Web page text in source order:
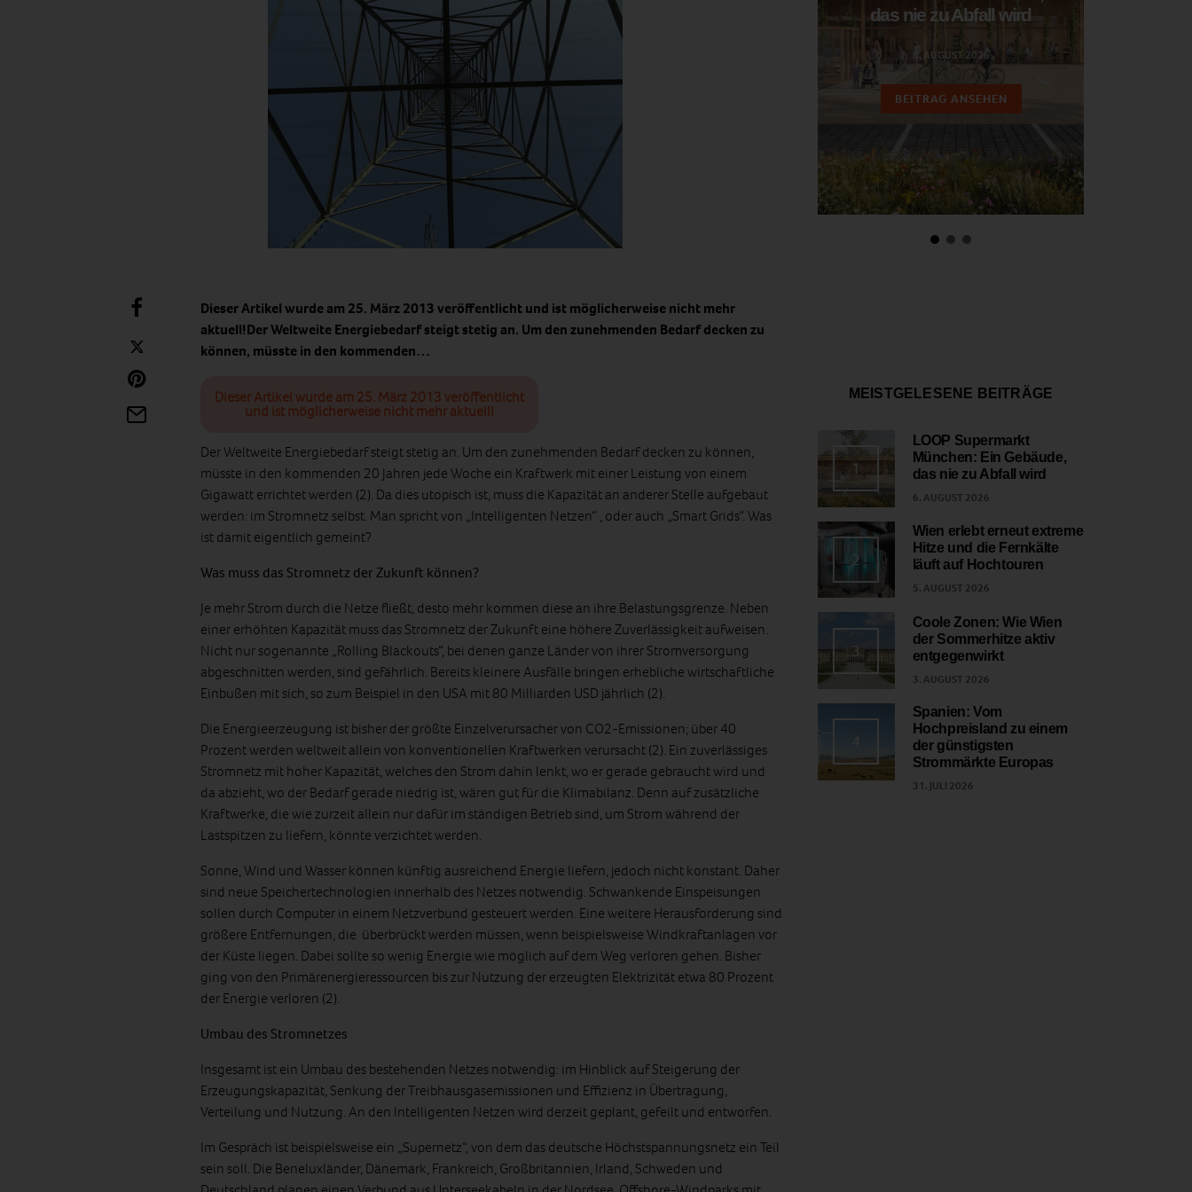
Dieser Artikel wurde am 25. März 2013 veröffentlicht und ist möglicherweise nicht mehr
aktuell!Der Weltweite Energiebedarf steigt stetig an. Um den zunehmenden Bedarf decken zu
können, müsste in den kommenden…
Dieser Artikel wurde am 25. März 2013 veröffentlicht
und ist möglicherweise nicht mehr aktuell!
Der Weltweite Energiebedarf steigt stetig an. Um den zunehmenden Bedarf decken zu können,
müsste in den kommenden 20 Jahren jede Woche ein Kraftwerk mit einer Leistung von einem
Gigawatt errichtet werden (2). Da dies utopisch ist, muss die Kapazität an anderer Stelle aufgebaut
werden: im Stromnetz selbst. Man spricht von „Intelligenten Netzen“ , oder auch „Smart Grids“. Was
ist damit eigentlich gemeint?
Was muss das Stromnetz der Zukunft können?
Je mehr Strom durch die Netze fließt, desto mehr kommen diese an ihre Belastungsgrenze. Neben
einer erhöhten Kapazität muss das Stromnetz der Zukunft eine höhere Zuverlässigkeit aufweisen.
Nicht nur sogenannte „Rolling Blackouts“, bei denen ganze Länder von ihrer Stromversorgung
abgeschnitten werden, sind gefährlich. Bereits kleinere Ausfälle bringen erhebliche wirtschaftliche
Einbußen mit sich, so zum Beispiel in den USA mit 80 Milliarden USD jährlich (2).
Die Energieerzeugung ist bisher der größte Einzelverursacher von CO2-Emissionen; über 40
Prozent werden weltweit allein von konventionellen Kraftwerken verursacht (2). Ein zuverlässiges
Stromnetz mit hoher Kapazität, welches den Strom dahin lenkt, wo er gerade gebraucht wird und
da abzieht, wo der Bedarf gerade niedrig ist, wären gut für die Klimabilanz. Denn auf zusätzliche
Kraftwerke, die wie zurzeit allein nur dafür im ständigen Betrieb sind, um Strom während der
Lastspitzen zu liefern, könnte verzichtet werden.
Sonne, Wind und Wasser können künftig ausreichend Energie liefern, jedoch nicht konstant. Daher
sind neue Speichertechnologien innerhalb des Netzes notwendig. Schwankende Einspeisungen
sollen durch Computer in einem Netzverbund gesteuert werden. Eine weitere Herausforderung sind
größere Entfernungen, die überbrückt werden müssen, wenn beispielsweise Windkraftanlagen vor
der Küste liegen. Dabei sollte so wenig Energie wie möglich auf dem Weg verloren gehen. Bisher
ging von den Primärenergieressourcen bis zur Nutzung der erzeugten Elektrizität etwa 80 Prozent
der Energie verloren (2).
Umbau des Stromnetzes
Insgesamt ist ein Umbau des bestehenden Netzes notwendig: im Hinblick auf Steigerung der
Erzeugungskapazität, Senkung der Treibhausgasemissionen und Effizienz in Übertragung,
Verteilung und Nutzung. An den Intelligenten Netzen wird derzeit geplant, gefeilt und entworfen.
Im Gespräch ist beispielsweise ein „Supernetz“, von dem das deutsche Höchstspannungsnetz ein Teil
sein soll. Die Beneluxländer, Dänemark, Frankreich, Großbritannien, Irland, Schweden und
das nie zu Abfall wird
6. AUGUST 2026
BEITRAG ANSEHEN
MEISTGELESENE BEITRÄGE
1
LOOP Supermarkt
München: Ein Gebäude,
das nie zu Abfall wird
6. AUGUST 2026
2
Wien erlebt erneut extreme
Hitze und die Fernkälte
läuft auf Hochtouren
5. AUGUST 2026
3
Coole Zonen: Wie Wien
der Sommerhitze aktiv
entgegenwirkt
3. AUGUST 2026
4
Spanien: Vom
Hochpreisland zu einem
der günstigsten
Strommärkte Europas
31. JULI 2026